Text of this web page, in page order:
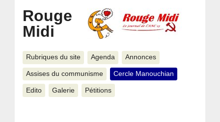
Rouge
Midi
Rubriques du site Agenda Annonces
Assises du communisme Cercle Manouchian
Edito Galerie Pétitions